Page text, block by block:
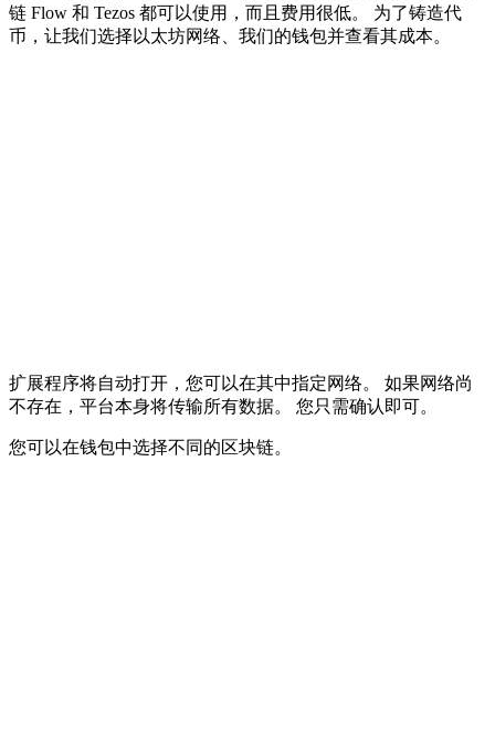
链 Flow 和 Tezos 都可以使用，而且费用很低。 为了铸造代
币，让我们选择以太坊网络、我们的钱包并查看其成本。
扩展程序将自动打开，您可以在其中指定网络。 如果网络尚
不存在，平台本身将传输所有数据。 您只需确认即可。
您可以在钱包中选择不同的区块链。